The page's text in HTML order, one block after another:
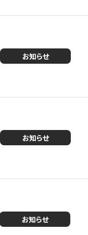
お知らせ
お知らせ
お知らせ